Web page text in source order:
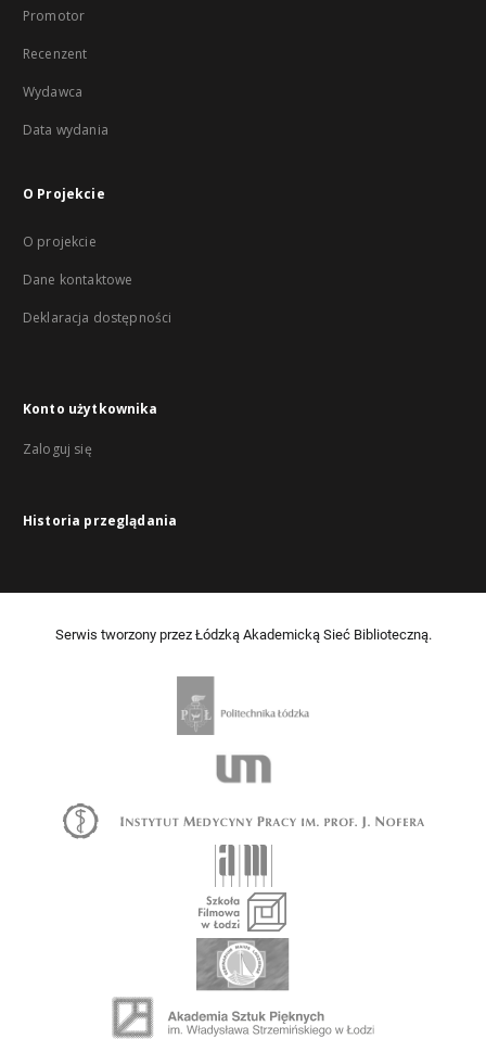
Promotor
Recenzent
Wydawca
Data wydania
O Projekcie
O projekcie
Dane kontaktowe
Deklaracja dostępności
Konto użytkownika
Zaloguj się
Historia przeglądania
Serwis tworzony przez Łódzką Akademicką Sieć Biblioteczną.